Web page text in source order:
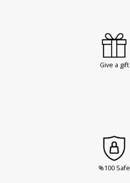
Give a gift
%100 Safe